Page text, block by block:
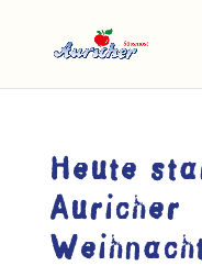
Heute
Auricher